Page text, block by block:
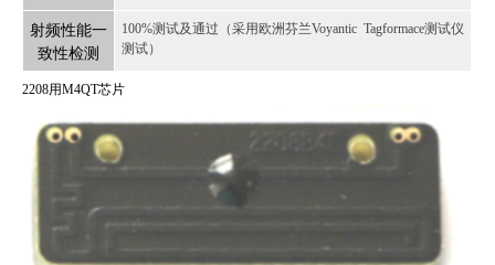
射频性能一
致性检测
100%测试及通过（采用欧洲芬兰Voyantic Tagformace测试仪
测试）
2208用M4QT芯片